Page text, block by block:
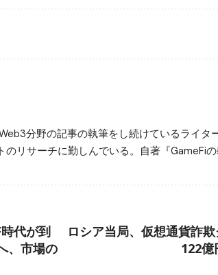
分野の記事の執筆をし続けているライタ
リサーチに勤しんでいる。自著『GameFiの
代が到
、市場の
ロシア当局、仮想通貨詐
122億